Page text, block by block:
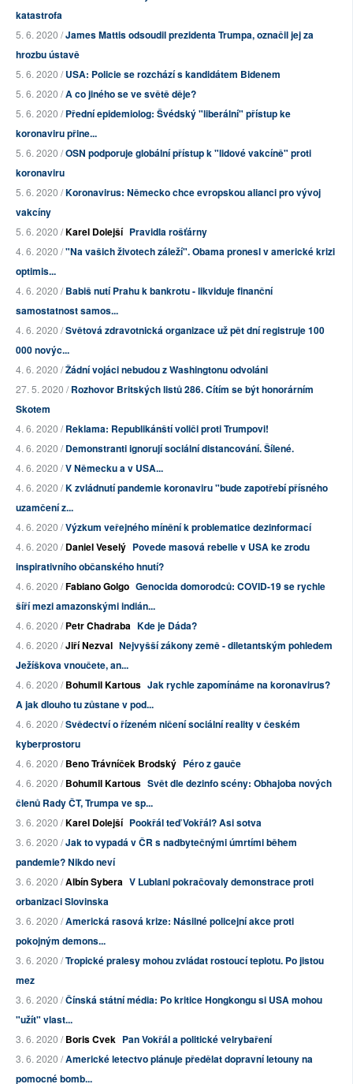
katastrofa
5. 6. 2020 /James Mattis odsoudil prezidenta Trumpa, označil jej za
hrozbu ústavě
5. 6. 2020 /USA: Policie se rozchází s kandidátem Bidenem
5. 6. 2020 /A co jiného se ve světě děje?
5. 6. 2020 /Přední epidemiolog: Švédský "liberální" přístup ke
koronaviru přine...
5. 6. 2020 /OSN podporuje globální přístup k "lidové vakcíně" proti
koronaviru
5. 6. 2020 /Koronavirus: Německo chce evropskou alianci pro vývoj
vakcíny
5. 6. 2020 /Karel Dolejší Pravidla rošťárny
4. 6. 2020 /"Na vašich životech záleží". Obama pronesl v americké krizi
optimis...
4. 6. 2020 /Babiš nutí Prahu k bankrotu - likviduje finanční
samostatnost samos...
4. 6. 2020 /Světová zdravotnická organizace už pět dní registruje 100
000 novýc...
4. 6. 2020 /Žádní vojáci nebudou z Washingtonu odvoláni
27. 5. 2020 /Rozhovor Britských listů 286. Cítím se být honorárním
Skotem
4. 6. 2020 /Reklama: Republikánští voliči proti Trumpovi!
4. 6. 2020 /Demonstranti ignorují sociální distancování. Šílené.
4. 6. 2020 /V Německu a v USA...
4. 6. 2020 /K zvládnutí pandemie koronaviru "bude zapotřebí přísného
uzamčení z...
4. 6. 2020 /Výzkum veřejného mínění k problematice dezinformací
4. 6. 2020 /Daniel Veselý Povede masová rebelie v USA ke zrodu
inspirativního občanského hnutí?
4. 6. 2020 /Fabiano Golgo Genocida domorodců: COVID-19 se rychle
šíří mezi amazonskými indián...
4. 6. 2020 /Petr Chadraba Kde je Dáda?
4. 6. 2020 /Jiří Nezval Nejvyšší zákony země - diletantským pohledem
Ježíškova vnoučete, an...
4. 6. 2020 /Bohumil Kartous Jak rychle zapomínáme na koronavirus?
A jak dlouho tu zůstane v pod...
4. 6. 2020 /Svědectví o řízeném ničení sociální reality v českém
kyberprostoru
4. 6. 2020 /Beno Trávníček Brodský Péro z gauče
4. 6. 2020 /Bohumil Kartous Svět dle dezinfo scény: Obhajoba nových
členů Rady ČT, Trumpa ve sp...
3. 6. 2020 /Karel Dolejší Pookřál teď Vokřál? Asi sotva
3. 6. 2020 /Jak to vypadá v ČR s nadbytečnými úmrtími během
pandemie? Nikdo neví
3. 6. 2020 /Albín Sybera V Lublani pokračovaly demonstrace proti
orbanizaci Slovinska
3. 6. 2020 /Americká rasová krize: Násilné policejní akce proti
pokojným demons...
3. 6. 2020 /Tropické pralesy mohou zvládat rostoucí teplotu. Po jistou
mez
3. 6. 2020 /Čínská státní média: Po kritice Hongkongu si USA mohou
"užít" vlast...
3. 6. 2020 /Boris Cvek Pan Vokřál a politické velrybaření
3. 6. 2020 /Americké letectvo plánuje předělat dopravní letouny na
pomocné bomb...